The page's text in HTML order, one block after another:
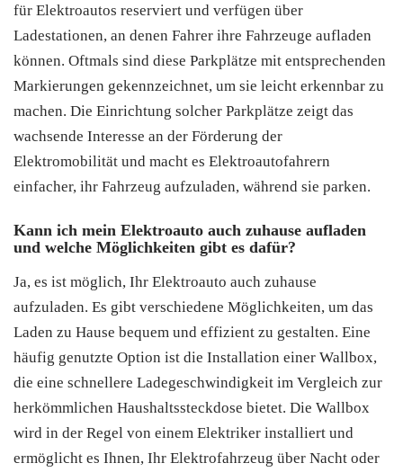
für Elektroautos reserviert und verfügen über
Ladestationen, an denen Fahrer ihre Fahrzeuge aufladen
können. Oftmals sind diese Parkplätze mit entsprechenden
Markierungen gekennzeichnet, um sie leicht erkennbar zu
machen. Die Einrichtung solcher Parkplätze zeigt das
wachsende Interesse an der Förderung der
Elektromobilität und macht es Elektroautofahrern
einfacher, ihr Fahrzeug aufzuladen, während sie parken.
Kann ich mein Elektroauto auch zuhause aufladen
und welche Möglichkeiten gibt es dafür?
Ja, es ist möglich, Ihr Elektroauto auch zuhause
aufzuladen. Es gibt verschiedene Möglichkeiten, um das
Laden zu Hause bequem und effizient zu gestalten. Eine
häufig genutzte Option ist die Installation einer Wallbox,
die eine schnellere Ladegeschwindigkeit im Vergleich zur
herkömmlichen Haushaltssteckdose bietet. Die Wallbox
wird in der Regel von einem Elektriker installiert und
ermöglicht es Ihnen, Ihr Elektrofahrzeug über Nacht oder